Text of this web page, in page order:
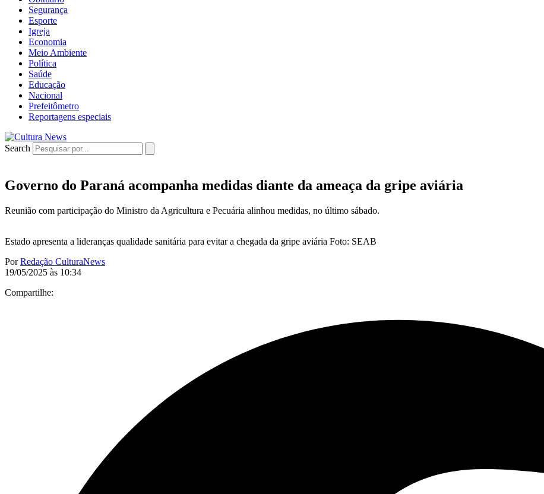
Segurança
Esporte
Igreja
Economia
Meio Ambiente
Política
Saúde
Educação
Nacional
Prefeitômetro
Reportagens especiais
Search
Governo do Paraná acompanha medidas diante da ameaça da gripe aviária
Reunião com participação do Ministro da Agricultura e Pecuária alinhou medidas, no último sábado.
Estado apresenta a lideranças qualidade sanitária para evitar a chegada da gripe aviária Foto: SEAB
PorRedação CulturaNews
19/05/2025 às 10:34
Compartilhe: